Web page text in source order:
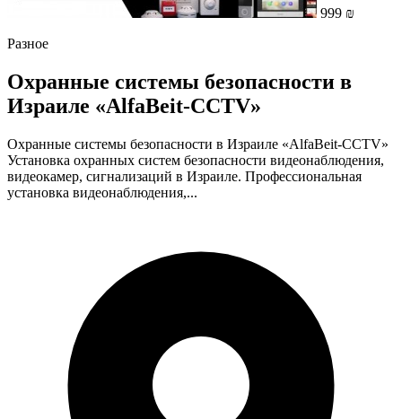
999 ₪
Разное
Охранные системы безопасности в
Израиле «AlfaBeit-CCTV»
Охранные системы безопасности в Израиле «AlfaBeit-CCTV»
Установка охранных систем безопасности видеонаблюдения,
видеокамер, сигнализаций в Израиле. Профессиональная
установка видеонаблюдения,...